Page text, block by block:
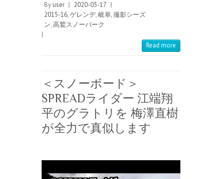
By user | 2020-05-17 |
2015-16,ゲレンデ,岐阜,撮影シーズ
ン,高鷲スノーパーク
|
Read more
＜スノーボード＞
SPREADライダー 江端翔
平のグラトリを 梅澤直樹
が全力で真似します